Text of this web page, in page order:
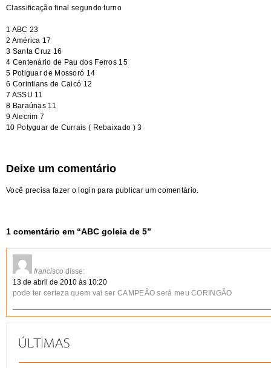
Classificação final segundo turno
1 ABC 23
2 América 17
3 Santa Cruz 16
4 Centenário de Pau dos Ferros 15
5 Potiguar de Mossoró 14
6 Corintians de Caicó 12
7 ASSU 11
8 Baraúnas 11
9 Alecrim 7
10 Potyguar de Currais ( Rebaixado ) 3
Deixe um comentário
Você precisa fazer o login para publicar um comentário.
1 comentário em “ABC goleia de 5”
francisco disse:
13 de abril de 2010 às 10:20
pode ter certeza quem vai ser CAMPEÃO será meu CORINGÃO